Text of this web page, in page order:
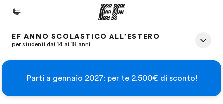
Homepage
Benvenuto alla EF
Programmi
EF ANNO SCOLASTICO ALL’ESTERO
per studenti dai 14 ai 18 anni
Parti a gennaio 2027: per te 2.500€ di sconto!